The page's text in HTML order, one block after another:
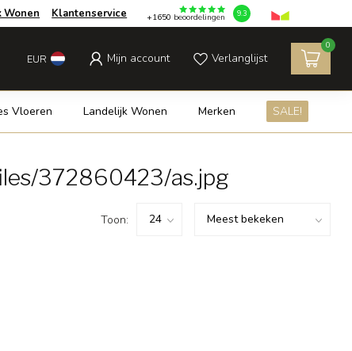
Wonen Klantenservice +1650 beoordelingen 9.3
EUR Mijn account Verlanglijst
0
Vloeren Landelijk Wonen Merken SALE!
372860423/as.jpg
Toon: